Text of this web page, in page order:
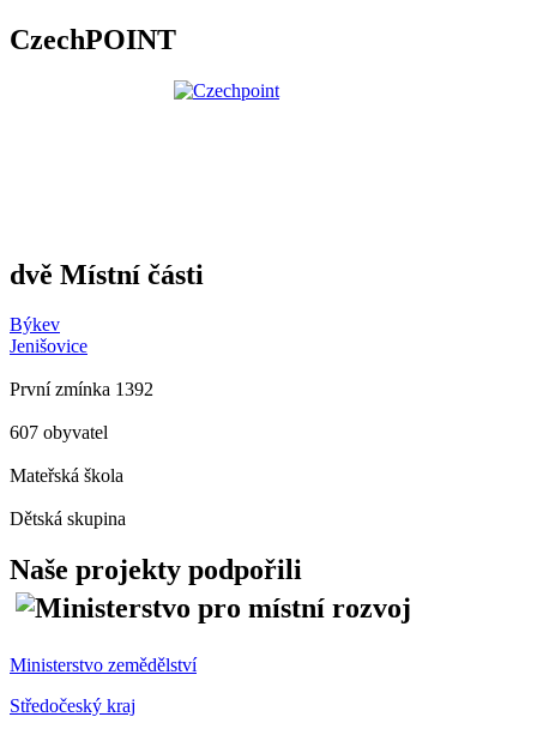
CzechPOINT
dvě Místní části
Býkev
Jenišovice
První zmínka 1392
607 obyvatel
Mateřská škola
Dětská skupina
Naše projekty podpořili
Ministerstvo zemědělství
Středočeský kraj